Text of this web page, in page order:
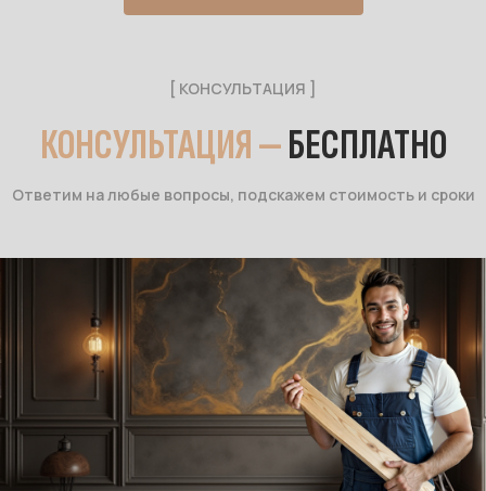
[ КОНСУЛЬТАЦИЯ ]
КОНСУЛЬТАЦИЯ —БЕСПЛАТНО
Ответим на любые вопросы, подскажем стоимость и сроки